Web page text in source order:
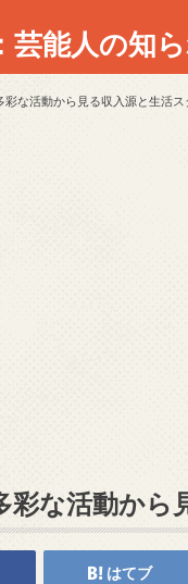
能人の知
彩な活動から見る収入源と生活ス
彩な活動から
はてブ